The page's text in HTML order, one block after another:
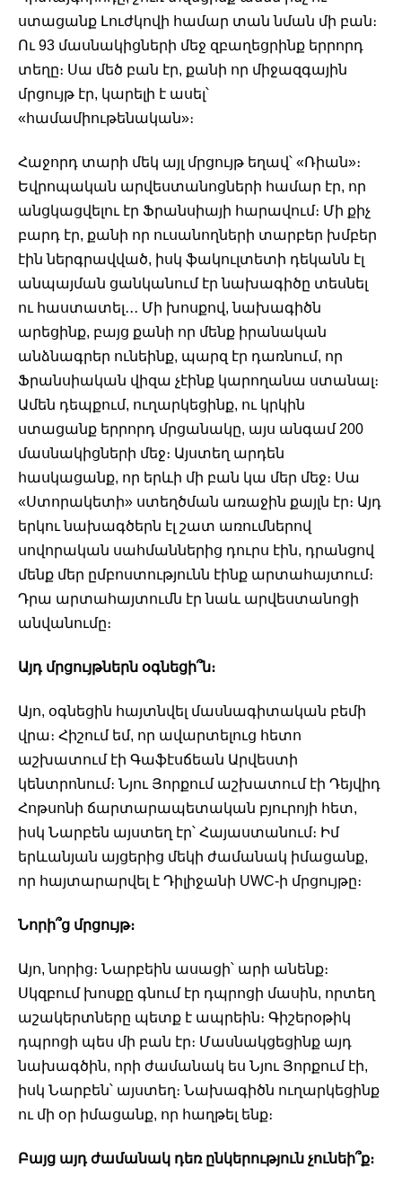
ստացանք Լուժկովի համար տան նման մի բան։
Ու 93 մասնակիցների մեջ զբաղեցրինք երրորդ
տեղը։ Սա մեծ բան էր, քանի որ միջազգային
մրցույթ էր, կարելի է ասել՝
«համամիութենական»։
Հաջորդ տարի մեկ այլ մրցույթ եղավ՝ «Ռիան»։
Եվրոպական արվեստանոցների համար էր, որ
անցկացվելու էր Ֆրանսիայի հարավում։ Մի քիչ
բարդ էր, քանի որ ուսանողների տարբեր խմբեր
էին ներգրավված, իսկ ֆակուլտետի դեկանն էլ
անպայման ցանկանում էր նախագիծը տեսնել
ու հաստատել․․․ Մի խոսքով, նախագիծն
արեցինք, բայց քանի որ մենք իրանական
անձնագրեր ունեինք, պարզ էր դառնում, որ
Ֆրանսիական վիզա չէինք կարողանա ստանալ։
Ամեն դեպքում, ուղարկեցինք, ու կրկին
ստացանք երրորդ մրցանակը, այս անգամ 200
մասնակիցների մեջ։ Այստեղ արդեն
հասկացանք, որ երևի մի բան կա մեր մեջ։ Սա
«Ստորակետի» ստեղծման առաջին քայլն էր։ Այդ
երկու նախագծերն էլ շատ առումներով
սովորական սահմաններից դուրս էին, դրանցով
մենք մեր ըմբոստությունն էինք արտահայտում։
Դրա արտահայտումն էր նաև արվեստանոցի
անվանումը։
Այդ մրցույթներն օգնեցի՞ն։
Այո, օգնեցին հայտնվել մասնագիտական բեմի
վրա։ Հիշում եմ, որ ավարտելուց հետո
աշխատում էի Գաֆէսճեան Արվեստի
կենտրոնում։ Նյու Յորքում աշխատում էի Դեյվիդ
Հոթսոնի ճարտարապետական բյուրոյի հետ,
իսկ Նարբեն այստեղ էր՝ Հայաստանում։ Իմ
երևանյան այցերից մեկի ժամանակ իմացանք,
որ հայտարարվել է Դիլիջանի UWC-ի մրցույթը։
Նորի՞ց մրցույթ։
Այո, նորից։ Նարբեին ասացի՝ արի անենք։
Սկզբում խոսքը գնում էր դպրոցի մասին, որտեղ
աշակերտները պետք է ապրեին։ Գիշերօթիկ
դպրոցի պես մի բան էր։ Մասնակցեցինք այդ
նախագծին, որի ժամանակ ես Նյու Յորքում էի,
իսկ Նարբեն՝ այստեղ։ Նախագիծն ուղարկեցինք
ու մի օր իմացանք, որ հաղթել ենք։
Բայց այդ ժամանակ դեռ ընկերություն չունեի՞ք։